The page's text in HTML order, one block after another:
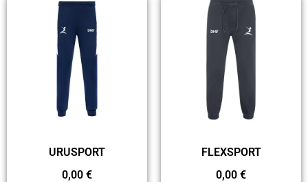
URUSPORT
0,00 €
FLEXSPORT
0,00 €